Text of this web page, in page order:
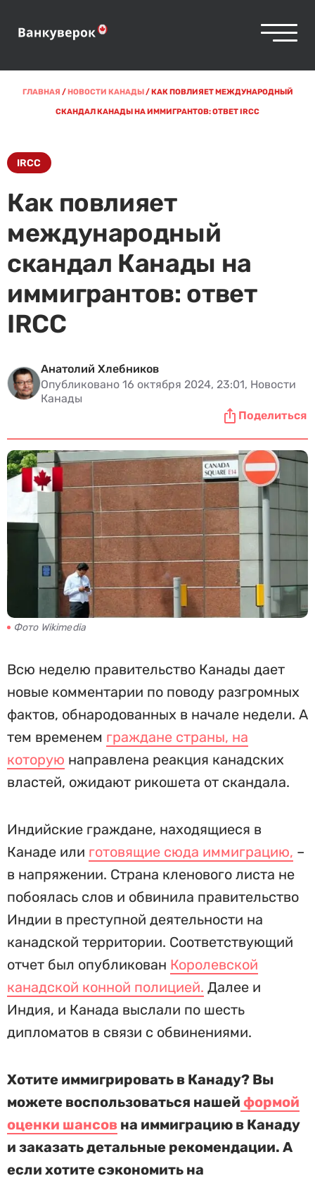
ГЛАВНАЯ /НОВОСТИ КАНАДЫ/КАК ПОВЛИЯЕТ МЕЖДУНАРОДНЫЙ
СКАНДАЛ КАНАДЫ НА ИММИГРАНТОВ: ОТВЕТ IRCC
IRCC
Как повлияет
международный
скандал Канады на
иммигрантов: ответ
IRCC
Анатолий Хлебников
Опубликовано 16 октября 2024, 23:01, Новости
Канады
Поделиться
Фото Wikimedia
Всю неделю правительство Канады дает
новые комментарии по поводу разгромных
фактов, обнародованных в начале недели. А
тем временем граждане страны, на
которую направлена реакция канадских
властей, ожидают рикошета от скандала.
Индийские граждане, находящиеся в
Канаде или готовящие сюда иммиграцию, –
в напряжении. Страна кленового листа не
побоялась слов и обвинила правительство
Индии в преступной деятельности на
канадской территории. Соответствующий
отчет был опубликован Королевской
канадской конной полицией. Далее и
Индия, и Канада выслали по шесть
дипломатов в связи с обвинениями.
Хотите иммигрировать в Канаду? Вы
можете воспользоваться нашей формой
оценки шансов на иммиграцию в Канаду
и заказать детальные рекомендации. А
если хотите сэкономить на